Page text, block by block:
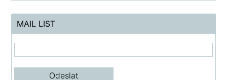
MAIL LIST